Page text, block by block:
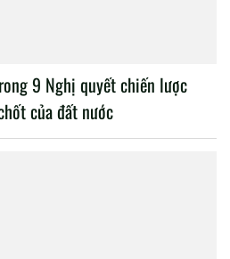
9 Nghị quyết chiến lược
của đất nước